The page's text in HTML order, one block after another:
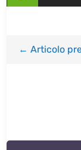
←Articolo